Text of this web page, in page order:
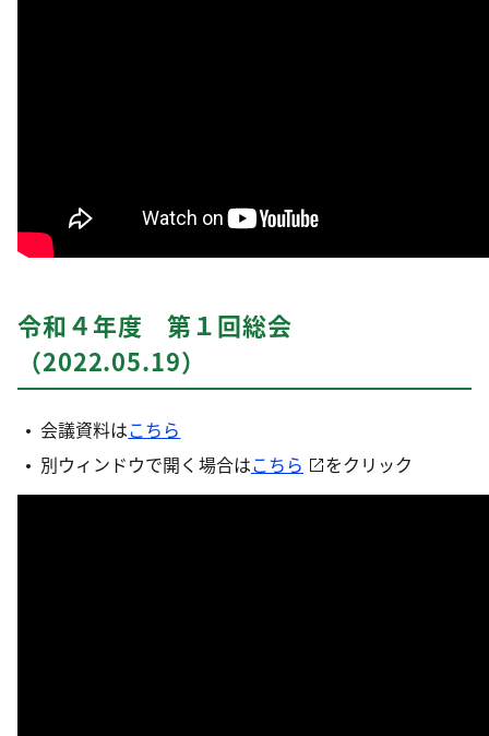
令和４年度 第１回総会
（2022.05.19）
会議資料はこちら
別ウィンドウで開く場合はこちら をクリック